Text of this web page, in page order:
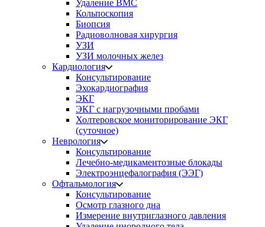
Удаление ВМС
Кольпоскопия
Биопсия
Радиоволновая хирургия
УЗИ
УЗИ молочных желез
Кардиология
Консультирование
Эхокардиография
ЭКГ
ЭКГ с нагрузочными пробами
Холтеровское мониторирование ЭКГ
(суточное)
Неврология
Консультирование
Лечебно-медикаментозные блокады
Электроэнцефалография (ЭЭГ)
Офтальмология
Консультирование
Осмотр глазного дна
Измерение внутриглазного давления